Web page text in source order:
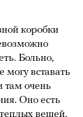
коробки
Больно,
вставать
там очень
Оно есть
вещей.